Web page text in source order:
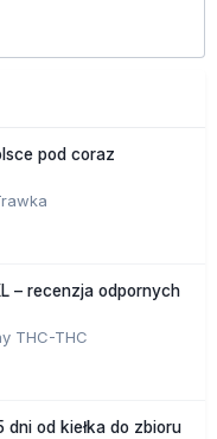
pod coraz
– recenzja odpornych
THC-THC
od kiełka do zbioru